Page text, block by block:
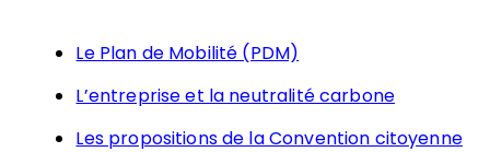
Le Plan de Mobilité (PDM)
L’entreprise et la neutralité carbone
Les propositions de la Convention citoyenne